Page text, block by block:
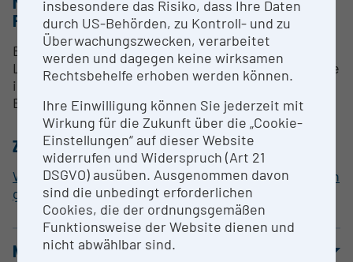
FORSCHUNGSINFRASTRUKTUR
Bereitstellung von Noten, Musikhandschriften,
Literatur, Tondokumenten, Fotos etc. und Expertise
in einem öffentlich zugänglichen Lesesaal.
Beantwortung von Anfragen per Email
ZUORDNUNG ZUR FORSCHUNGSINFRASTRUKTUR
Wissenschaftliche Bibliothek, inkl. Sammlungen von
geisteswissenschaftlichen Originalquellen
NUTZUNGSBEDINGUNGEN
insbesondere das Risiko, dass Ihre Daten
durch US-Behörden, zu Kontroll- und zu
Überwachungszwecken, verarbeitet
werden und dagegen keine wirksamen
Rechtsbehelfe erhoben werden können.
Ihre Einwilligung können Sie jederzeit mit
Wirkung für die Zukunft über die „Cookie-
Einstellungen“ auf dieser Website
widerrufen und Widerspruch (Art 21
DSGVO) ausüben. Ausgenommen davon
sind die unbedingt erforderlichen
Cookies, die der ordnungsgemäßen
Funktionsweise der Website dienen und
nicht abwählbar sind.